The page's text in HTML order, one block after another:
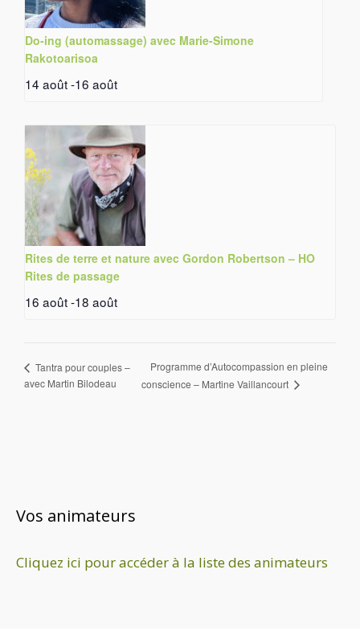
Do-ing (automassage) avec Marie-Simone
Rakotoarisoa
14 août-16 août
Rites de terre et nature avec Gordon Robertson – HO
Rites de passage
16 août-18 août
Tantra pour couples –
avec Martin Bilodeau
Programme d’Autocompassion en pleine
conscience – Martine Vaillancourt
Vos animateurs
Cliquez ici pour accéder à la liste des animateurs